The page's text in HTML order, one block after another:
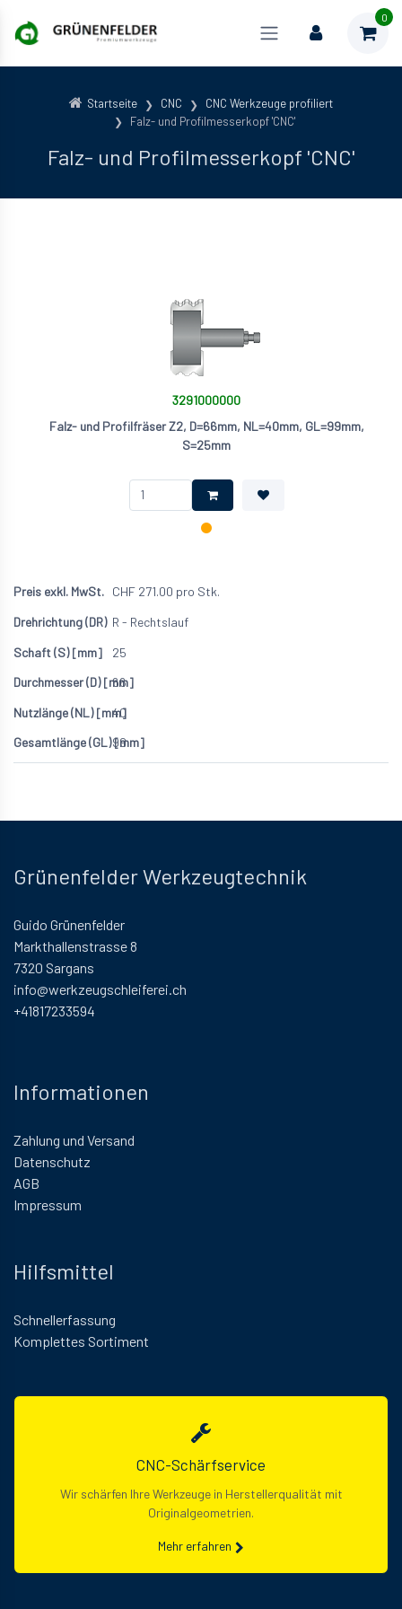
0
Startseite CNC
CNC Werkzeuge profiliert
Falz- und Profilmesserkopf 'CNC'
Falz- und Profilmesserkopf 'CNC'
3291000000
Falz- und Profilfräser Z2, D=66mm, NL=40mm, GL=99mm,
S=25mm
CHF 271.00 pro Stk.
R - Rechtslauf
25
66
40
99
Grünenfelder Werkzeugtechnik
Guido Grünenfelder
Markthallenstrasse 8
7320 Sargans
info@werkzeugschleiferei.ch
+41817233594
Informationen
Zahlung und Versand
Datenschutz
AGB
Impressum
Hilfsmittel
Schnellerfassung
Komplettes Sortiment
CNC-Schärfservice
Wir schärfen Ihre Werkzeuge in Herstellerqualität mit
Originalgeometrien.
Mehr erfahren